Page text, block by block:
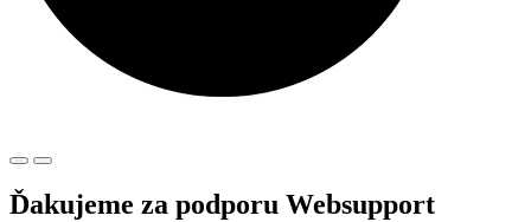
Ďakujeme za podporu Websupport